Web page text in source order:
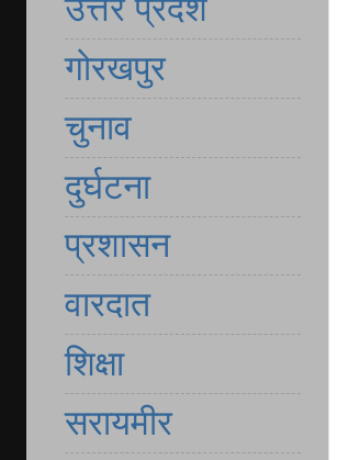
उत्तर प्रदेश
गोरखपुर
चुनाव
दुर्घटना
प्रशासन
वारदात
शिक्षा
सरायमीर